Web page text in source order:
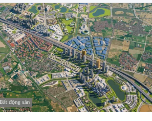
Bất động sản